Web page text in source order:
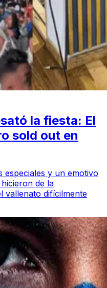
la fiesta: El
sold out en
especiales y un emotivo
de la
vallenato difícilmente